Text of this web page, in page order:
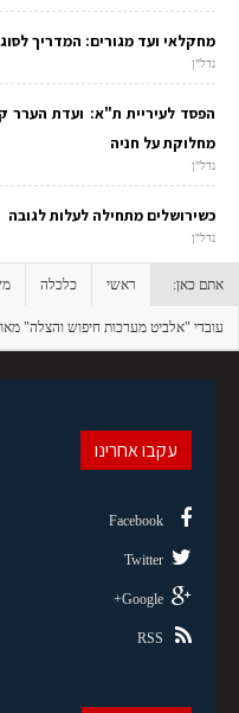
מחקלאי ועד מגורים: המדריך
נדל"ן
הפסד לעיריית ת"א: ועדת הערר
מחלוקת על חניה
נדל"ן
כשירושלים מתחילה לעלות לגובה
נדל"ן
אתם כאן: ראשי כלכלה
עובדי "אלביט מערכות חיפוש והצלה"
עקבו אחרינו
Facebook
Twitter
Google+
RSS